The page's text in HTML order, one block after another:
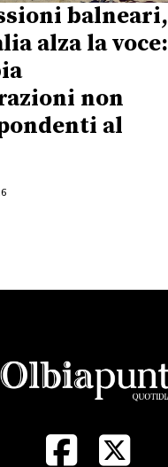
balneari,
alza la voce:
non
al